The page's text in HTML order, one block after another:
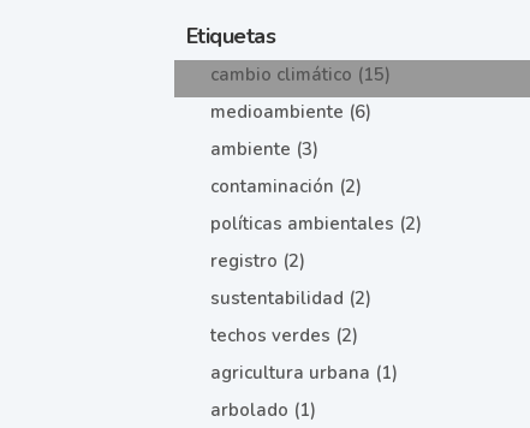
Etiquetas
cambio climático (15)
medioambiente (6)
ambiente (3)
contaminación (2)
políticas ambientales (2)
registro (2)
sustentabilidad (2)
techos verdes (2)
agricultura urbana (1)
arbolado (1)